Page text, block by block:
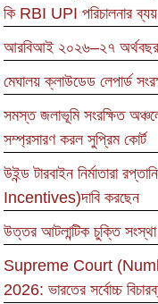
কি RBI UPI পরিচালনার
আরবিআই ২০২৬–২৭ অর্থবছর
মেঘালয় ক্লাউডেড লেপার্ড
সমস্ত জলাভূমি সংরক্ষিত
সম্প্রসারণ করল সুপ্রিম কোর্ট
উইন্ড টারবাইন নির্মাতারা
Incentives)দাবি করছেন
উত্তর আটলান্টিক চুক্তি
Supreme Court
2026: ভারতের সর্বোচ্চ